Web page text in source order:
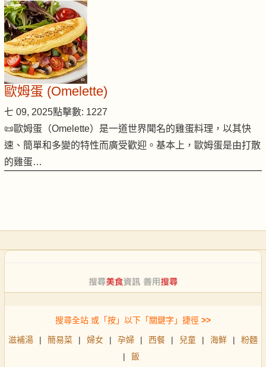
歐姆蛋 (Omelette)
七 09, 2025點擊數: 1227
📜歐姆蛋（Omelette）是一道世界聞名的雞蛋料理，以其快
速、簡單和多變的特性而廣受歡迎。基本上，歐姆蛋是由打散
的雞蛋…
搜尋全站 或「按」以下「關鍵字」捷徑 >>
滋補湯 | 簡易菜 | 婦女 | 孕婦 | 西餐 | 兒童 | 海鮮 |
粉麵
|
飯